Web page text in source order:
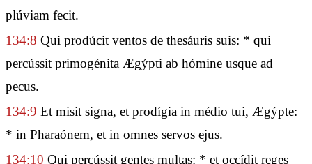
plúviam fecit.
134:8 Qui prodúcit ventos de thesáuris suis: * qui
percússit primogénita Ægýpti ab hómine usque ad
pecus.
134:9 Et misit signa, et prodígia in médio tui, Ægýpte:
* in Pharaónem, et in omnes servos ejus.
134:10 Qui percússit gentes multas: * et occídit reges